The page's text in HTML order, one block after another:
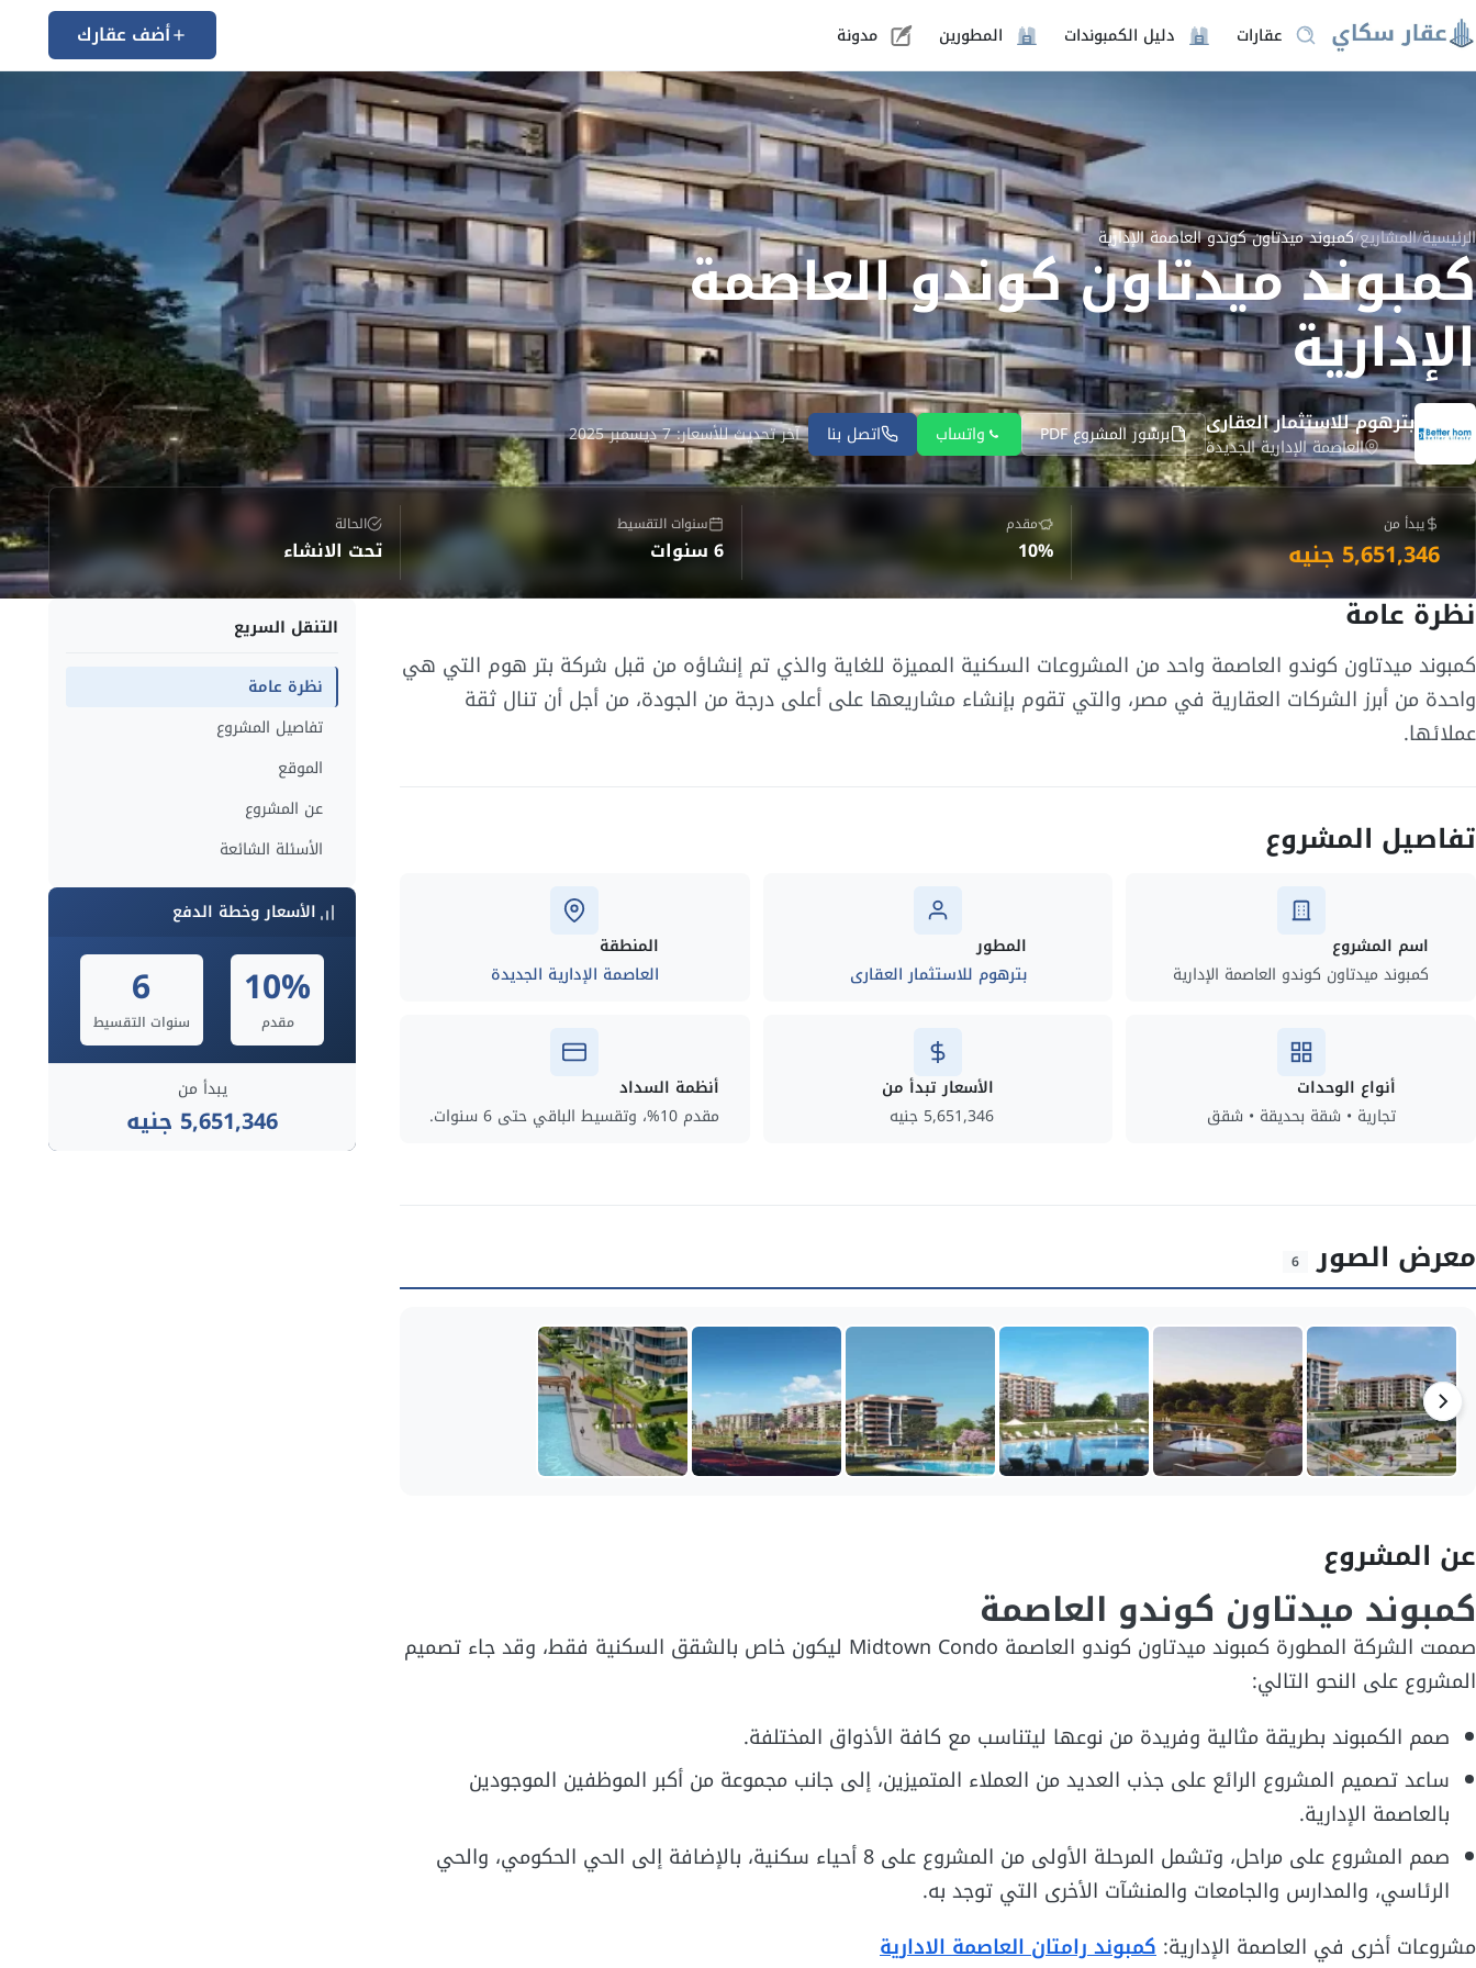
عقارات دليل الكمبوندات المطورين مدونة أضف عقارك
الرئيسية/المشاريع/كمبوند ميدتاون كوندو العاصمة الإدارية
كمبوند ميدتاون كوندو العاصمة
الإدارية
برشور المشروع PDF واتساب اتصل بنا آخر تحديث للأسعار: 7 ديسمبر 2025 بترهوم للاستثمار العقارى
العاصمة الإدارية الجديدة
يبدأ من
5,651,346 جنيه
مقدم
10%
سنوات التقسيط
6 سنوات
الحالة
تحت الانشاء
نظرة عامة
كمبوند ميدتاون كوندو العاصمة واحد من المشروعات السكنية المميزة للغاية والذي تم إنشاؤه من قبل شركة بتر هوم التي هي
واحدة من أبرز الشركات العقارية في مصر، والتي تقوم بإنشاء مشاريعها على أعلى درجة من الجودة، من أجل أن تنال ثقة
عملائها.
تفاصيل المشروع
اسم المشروع
كمبوند ميدتاون كوندو العاصمة الإدارية
المطور
بترهوم للاستثمار العقارى
المنطقة
العاصمة الإدارية الجديدة
أنواع الوحدات
تجارية • شقة بحديقة • شقق
الأسعار تبدأ من
5,651,346 جنيه
أنظمة السداد
مقدم 10%، وتقسيط الباقي حتى 6 سنوات.
معرض الصور 6
عن المشروع
كمبوند ميدتاون كوندو العاصمة
صممت الشركة المطورة كمبوند ميدتاون كوندو العاصمة Midtown Condo ليكون خاص بالشقق السكنية فقط، وقد جاء تصميم
المشروع على النحو التالي:
صمم الكمبوند بطريقة مثالية وفريدة من نوعها ليتناسب مع كافة الأذواق المختلفة.
ساعد تصميم المشروع الرائع على جذب العديد من العملاء المتميزين، إلى جانب مجموعة من أكبر الموظفين الموجودين
بالعاصمة الإدارية.
صمم المشروع على مراحل، وتشمل المرحلة الأولى من المشروع على 8 أحياء سكنية، بالإضافة إلى الحي الحكومي، والحي
الرئاسي، والمدارس والجامعات والمنشآت الأخرى التي توجد به.
مشروعات أخرى في العاصمة الإدارية: كمبوند رامتان العاصمة الادارية
التنقل السريع
نظرة عامة
تفاصيل المشروع
الموقع
عن المشروع
الأسئلة الشائعة
الأسعار وخطة الدفع
10%
مقدم
6
سنوات التقسيط
يبدأ من
5,651,346 جنيه